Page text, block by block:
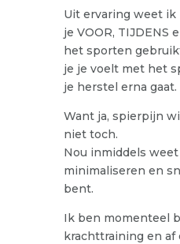
Uit ervaring weet
je VOOR, TIJDENS
het sporten
je je voelt met het
je herstel erna gaat.
Want ja, spierpijn
niet toch.
Nou inmiddels
minimaliseren en
bent.
Ik ben momenteel
krachttraining en af